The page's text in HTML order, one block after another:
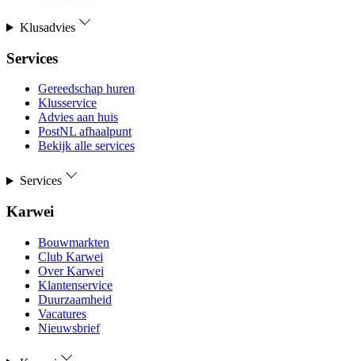
Klusadvies
Services
Gereedschap huren
Klusservice
Advies aan huis
PostNL afhaalpunt
Bekijk alle services
Services
Karwei
Bouwmarkten
Club Karwei
Over Karwei
Klantenservice
Duurzaamheid
Vacatures
Nieuwsbrief